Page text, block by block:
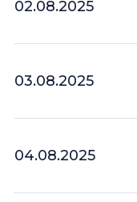
02.08.2025
03.08.2025
04.08.2025